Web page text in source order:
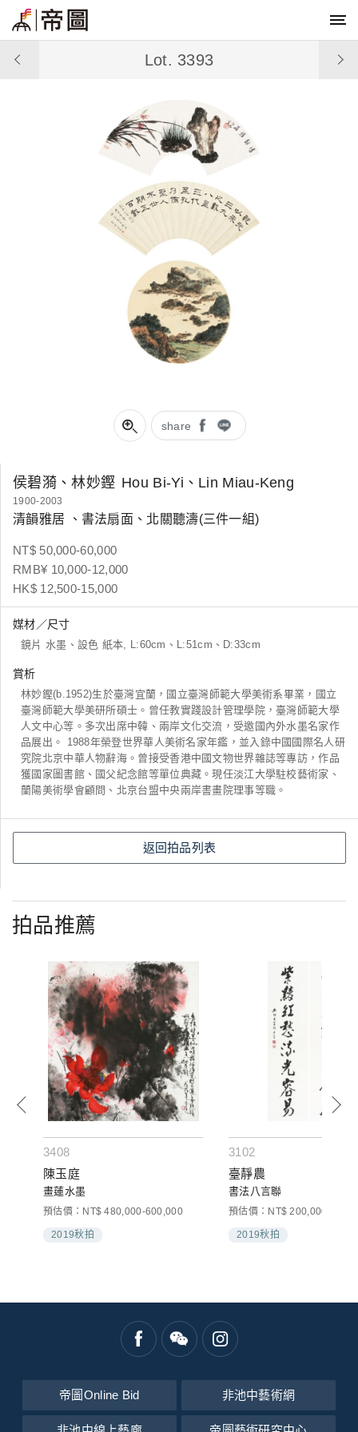
share
Lot. 3393
侯碧漪、林妙鏗 Hou Bi-Yi、Lin Miau-Keng
1900-2003
清韻雅居 、書法扇面、北關聽濤(三件一組)
NT$ 50,000-60,000
RMB¥ 10,000-12,000
HK$ 12,500-15,000
媒材／尺寸
鏡片 水墨、設色 紙本, L:60cm、L:51cm、D:33cm
賞析
林妙鏗(b.1952)生於臺灣宜蘭，國立臺灣師範大學美術系畢業，國立
臺灣師範大學美研所碩士。曾任教實踐設計管理學院，臺灣師範大學
人文中心等。多次出席中韓、兩岸文化交流，受邀國內外水墨名家作
品展出。 1988年榮登世界華人美術名家年鑑，並入錄中國國際名人研
究院北京中華人物辭海。曾接受香港中國文物世界雜誌等專訪，作品
獲國家圖書館、國父紀念館等單位典藏。現任淡江大學駐校藝術家、
蘭陽美術學會顧問、北京台盟中央兩岸書畫院理事等職。
返回拍品列表
拍品推薦
3408
陳玉庭
畫蓮水墨
預估價：NT$ 480,000-600,000
2019秋拍
3102
臺靜農
書法八言聯
預估價：NT$ 200,000-
2019秋拍
帝圖Online Bid 非池中藝術網